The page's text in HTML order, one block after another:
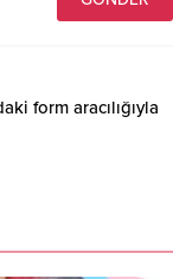
form aracılığıyla